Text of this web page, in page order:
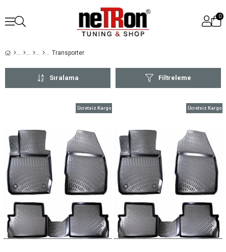
0
Transporter
Filtreleme
Sıralama
Ücretsiz Kargo Ücretsiz Kargo